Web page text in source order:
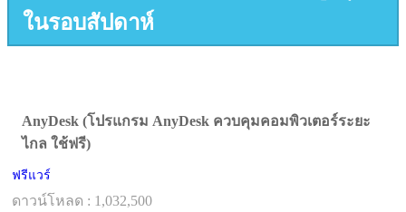
ในรอบสัปดาห์
AnyDesk (โปรแกรม AnyDesk ควบคุมคอมพิวเตอร์ระยะ
ไกล ใช้ฟรี)
ฟรีแวร์
ดาวน์โหลด : 1,032,500